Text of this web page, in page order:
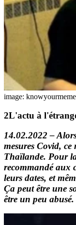
image: knowyourmeme
L'actu à
14.02.2022 –
mesures Covid, ce
Thaïlande. Pour
recommandé aux
leurs dates, et
Ça peut être une
être un peu